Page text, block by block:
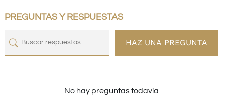
PREGUNTAS Y RESPUESTAS
HAZ UNA PREGUNTA
No hay preguntas todavía